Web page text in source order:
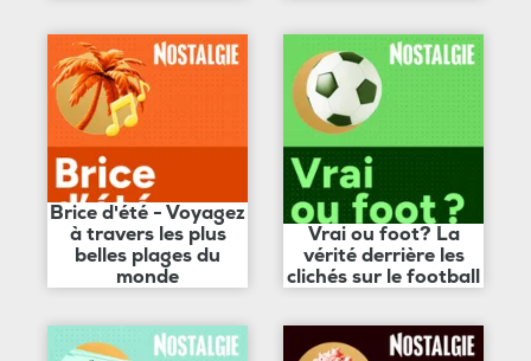
Brice d'été - Voyagez
à travers les plus
belles plages du
monde
Vrai ou foot? La
vérité derrière les
clichés sur le football